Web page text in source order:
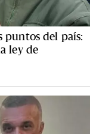
puntos del país:
ley de